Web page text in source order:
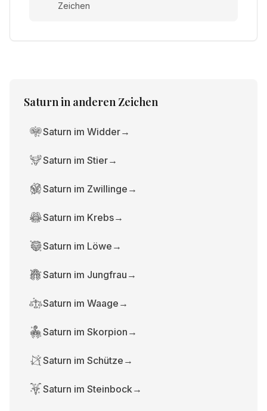
Zeichen
Saturnin anderen Zeichen
Saturn im Widder→
Saturn im Stier→
Saturn im Zwillinge →
Saturn im Krebs→
Saturn im Löwe →
Saturn im Jungfrau →
Saturn im Waage →
Saturn im Skorpion →
Saturn im Schütze →
Saturn im Steinbock→